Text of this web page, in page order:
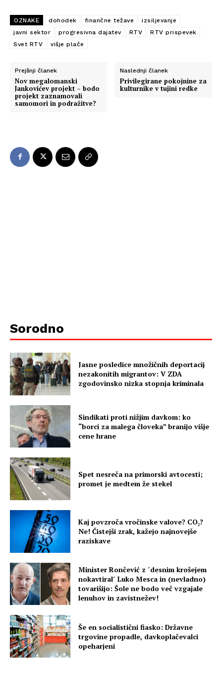
OZNAKE dohodek finančne težave
izsiljevanje
javni sektor
progresivna dajatev RTV
RTV prispevek
Svet RTV
višje plače
Prejšnji članek
Nov megalomanski
Jankovićev projekt – bodo
projekt zaznamovali
samomori in podražitve?
Naslednji članek
Privilegirane pokojnine za
kulturnike v tujini redke
Sorodno
Jasne posledice množičnih deportacij
nezakonitih migrantov: V ZDA
zgodovinsko nizka stopnja kriminala
Sindikati proti nižjim davkom: ko
“borci za malega človeka” branijo višje
cene hrane
Spet nesreča na primorski avtocesti;
promet je medtem že stekel
Kaj povzroča vročinske valove? CO₂?
Ne! Čistejši zrak, kažejo najnovejše
raziskave
Minister Rončević z ´desnim krošejem
nokavtiral´ Luko Mesca in (nevladno)
tovarišijo: Šole ne bodo več vzgajale
lenuhov in zavistnežev!
Še en socialistični fiasko: Državne
trgovine propadle, davkoplačevalci
opeharjeni